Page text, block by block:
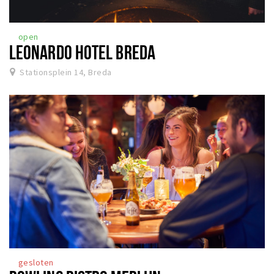
open
LEONARDO HOTEL BREDA
Stationsplein 14, Breda
gesloten